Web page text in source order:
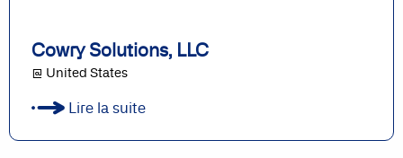
Cowry Solutions, LLC
@ United States
Lire la suite